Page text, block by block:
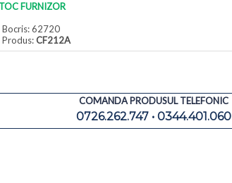
FURNIZOR
Bocris: 62720
Produs:CF212A
COMANDA PRODUSUL TELEFONIC
0726.262.747 • 0344.401.060